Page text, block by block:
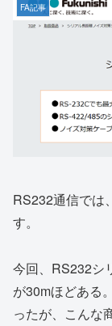
FA記事
RS232通信では
す。
今回、RS232シ
が30mほどある
ったが、こんな